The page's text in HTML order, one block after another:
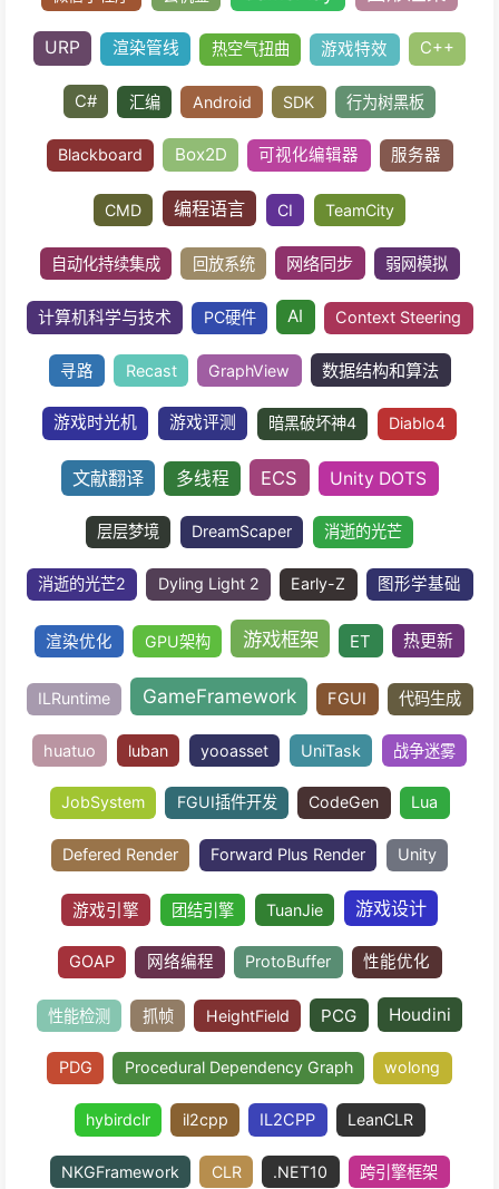
Cursor SkillConfig Json Memos
微信小程序 玄机鉴 GamePlay 图形
URP 渲染管线 热空气扭曲 游戏特效
C# 汇编 Android SDK 行为树黑板
Blackboard Box2D 可视化编辑器 服
编程语言
自动化持续集成 回放系统 网络同步
计算机科学与技术 PC硬件 AI Context
寻路 Recast GraphView 数据结构和
游戏时光机 游戏评测 暗黑破坏神4
文献翻译 多线程 ECS Unity
层层梦境 DreamScaper 消逝的光芒
消逝的光芒2 Dyling Light 2 Early-Z 图形
渲染优化 GPU架构 游戏框架 ET
ILRuntime GameFramework FGUI
huatuo luban yooasset UniTask 战
Defered Render Forward Plus Render